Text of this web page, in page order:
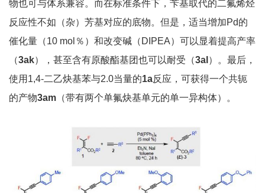
物也可与体系兼容。而在标准条件下，苄基取代的二氟烯烃
反应性不如（杂）芳基对应的底物。但是，适当增加Pd的
催化量（10 mol％）和改变碱（DIPEA）可以显着提高产率
（3ak），甚至含有原酸酯基团也可以耐受（3al ）。最后，
使用1,4-二乙炔基苯与2.0当量的1a反应，可获得一个共轭
的产物3am （带有两个单氟炔基单元的单一异构体）。